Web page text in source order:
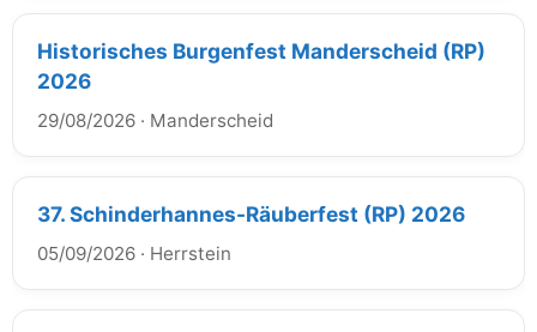
Historisches Burgenfest Manderscheid (RP)
2026
29/08/2026 · Manderscheid
37. Schinderhannes-Räuberfest (RP) 2026
05/09/2026 · Herrstein